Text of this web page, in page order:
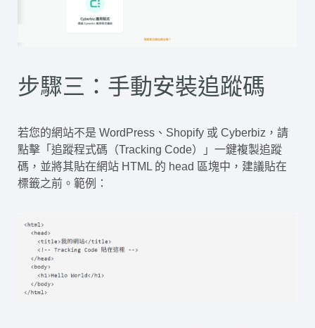
步驟三：手動安裝追蹤碼
若您的網站不是 WordPress、Shopify 或 Cyberbiz，請
點擊「追蹤程式碼（Tracking Code）」一鍵複製追蹤
碼，並將其貼在網站 HTML 的 head 區塊中，建議貼在
標籤之前。範例：